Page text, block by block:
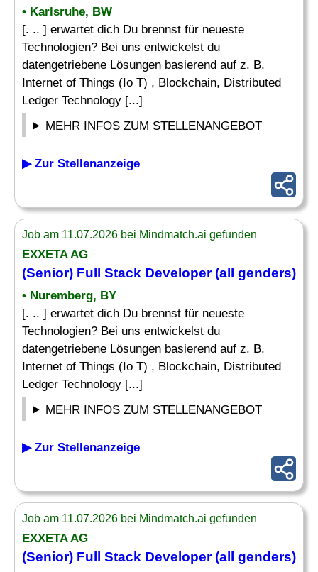
• Karlsruhe, BW
[. .. ] erwartet dich Du brennst für neueste
Technologien? Bei uns entwickelst du
datengetriebene Lösungen basierend auf z. B.
Internet of Things (Io T) , Blockchain, Distributed
Ledger Technology [...]
MEHR INFOS ZUM STELLENANGEBOT
▶ Zur Stellenanzeige
Job am 11.07.2026 bei Mindmatch.ai gefunden
EXXETA AG
(Senior) Full Stack Developer(all genders)
• Nuremberg, BY
[. .. ] erwartet dich Du brennst für neueste
Technologien? Bei uns entwickelst du
datengetriebene Lösungen basierend auf z. B.
Internet of Things (Io T) , Blockchain, Distributed
Ledger Technology [...]
MEHR INFOS ZUM STELLENANGEBOT
▶ Zur Stellenanzeige
Job am 11.07.2026 bei Mindmatch.ai gefunden
EXXETA AG
(Senior) Full Stack Developer(all genders)